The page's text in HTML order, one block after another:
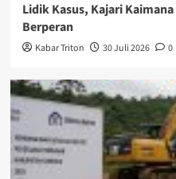
Lidik Kasus, Kajari
Berperan
Kabar Triton 30 Juli 2026 0